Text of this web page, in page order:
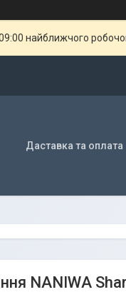
найближчого
Даставка та оплата
NANIWA